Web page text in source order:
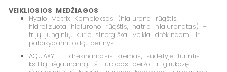
VEIKLIOSIOS MEDŽIAGOS
Hyalo Matrix Kompleksas (hialurono rūgštis,
hidrolizuota hialurono rūgštis, natrio hialuronatas) –
trijų junginių, kurie sinergiškai veikia drėkindami ir
palaikydami odą, derinys.
AQUAXYL – drėkinamasis kremas, sudėtyje turintis
ksilitą išgaunamą iš Europos beržo ir gliukozę